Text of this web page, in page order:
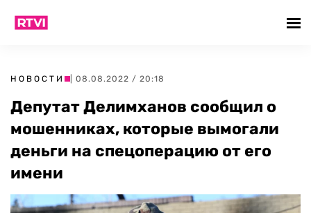
НОВОСТИ | 08.08.2022 / 20:18
Депутат Делимханов сообщил о
мошенниках, которые вымогали
деньги на спецоперацию от его
имени